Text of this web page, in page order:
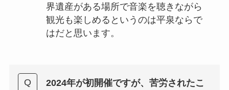
界遺産がある場所で音楽を聴きながら
観光も楽しめるというのは平泉ならで
はだと思います。
2024年が初開催ですが、苦労されたこ